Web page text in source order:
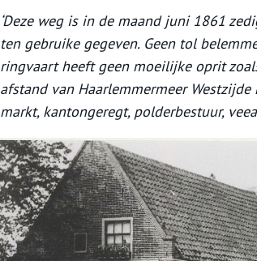
‘Deze weg is in de maand juni 1861
ten gebruike gegeven. Geen tol
ringvaart heeft geen moeilijke oprit
afstand van Haarlemmermeer
markt, kantongeregt, polderbestuur,